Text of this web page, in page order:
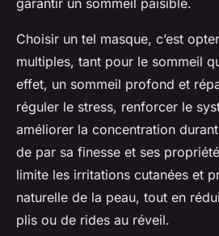
garantir un sommeil paisible.
Choisir un tel masque, c’est
multiples, tant pour le sommeil
effet, un sommeil profond et
réguler le stress, renforcer le
améliorer la concentration
de par sa finesse et ses
limite les irritations cutanées et
naturelle de la peau, tout en
plis ou de rides au réveil.